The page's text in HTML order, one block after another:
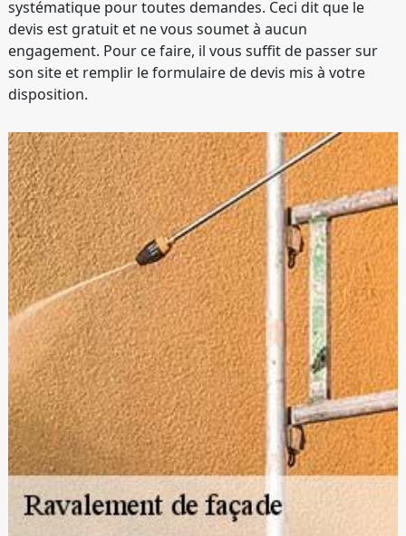
systématique pour toutes demandes. Ceci dit que le
devis est gratuit et ne vous soumet à aucun
engagement. Pour ce faire, il vous suffit de passer sur
son site et remplir le formulaire de devis mis à votre
disposition.